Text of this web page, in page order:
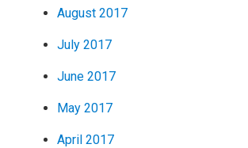
August 2017
July 2017
June 2017
May 2017
April 2017